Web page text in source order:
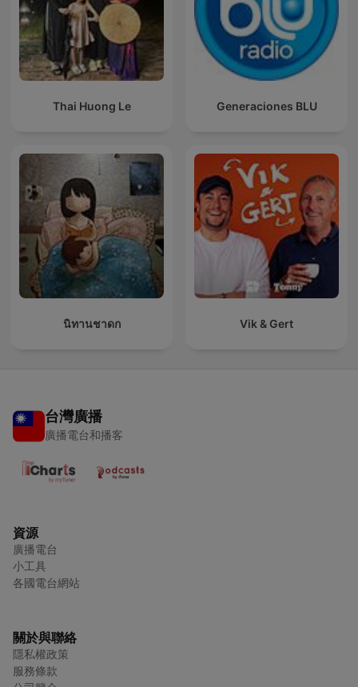
Thai Huong Le Generaciones BLU
นิทานชาดก Vik & Gert
台灣廣播
廣播電台和播客
資源
廣播電台
小工具
各國電台網站
關於與聯絡
隱私權政策
服務條款